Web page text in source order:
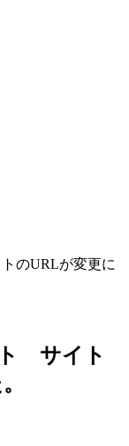
のURLが変更に
ト サイト